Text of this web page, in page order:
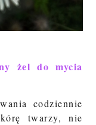
żel do mycia
codziennie
twarzy, nie